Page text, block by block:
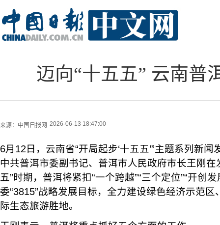
迈向“十五五” 云南普
来源： 中国日报网 2026-06-13 18:47:00
6月12日，云南省“开局起步‘十五五’”主题系列新
中共普洱市委副书记、普洱市人民政府市长王刚在
五”时期，普洱将紧扣“一个跨越”“三个定位”“开创
委“3815”战略发展目标，全力建设绿色经济示范
际生态旅游胜地。